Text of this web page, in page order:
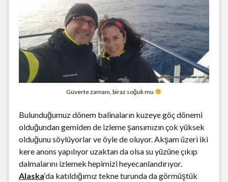
Güverte zamanı, biraz soğuk mu
Bulunduğumuz dönem balinaların kuzeye göç dönemi
olduğundan gemiden de izleme şansımızın çok yüksek
olduğunu söylüyorlar ve öyle de oluyor. Akşam üzeri iki
kere anons yapılıyor uzaktan da olsa su yüzüne çıkıp
dalmalarını izlemek hepimizi heyecanlandırıyor.
Alaska‘da katıldığımız tekne turunda da görmüştük